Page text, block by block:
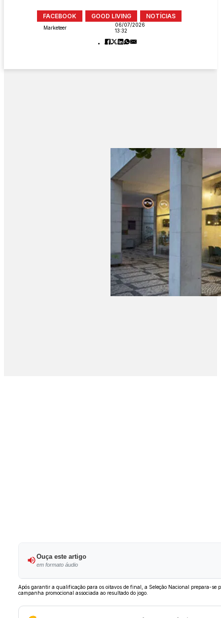
FACEBOOK GOOD LIVING NOTÍCIAS
Marketeer
06/07/2026
13:32
Ouça este artigo
em formato áudio
Após garantir a qualificação para os oitavos de final, a Seleção Nacional prepara-
campanha promocional associada ao resultado do jogo.